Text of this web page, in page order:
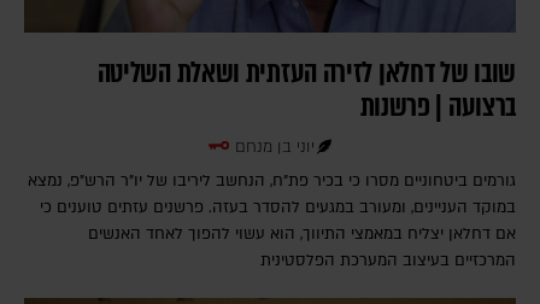
שובו של דחלאן לזירה העזתית ושאלת השליטה
ברצועה | פרשנות
יוני בן מנחם
גורמים ביטחוניים מסרו כי בכיר פת"ח, הנחשב ליריבו של יו"ר הרש"פ, נמצא
במוקד העניינים, ומעורב במגעים להסדר בעזה. פרשנים עזתים טוענים כי
אם דחלאן יצליח במאמצי התיווך, הוא עשוי להפוך לאחד האנשים
המרכזיים בעיצוב המערכת הפלסטינית